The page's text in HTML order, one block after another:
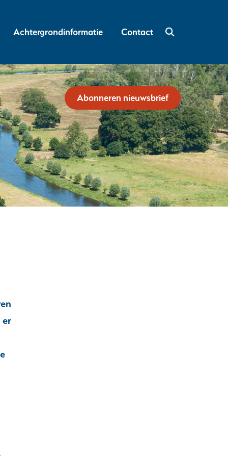
Nieuws
Uitklappen
Achtergrondinformatie
Achtergrondinformatie
Contact
Abonneren nieuwsbrief
er